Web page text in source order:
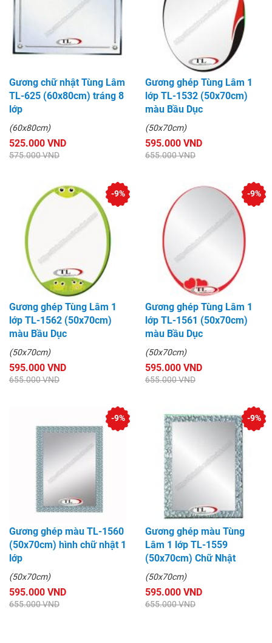
Gương chữ nhật Tùng Lâm
TL-625 (60x80cm) tráng 8
lớp
(60x80cm)
525.000 VND
575.000 VND
Gương ghép Tùng Lâm 1
lớp TL-1532 (50x70cm)
màu Bầu Dục
(50x70cm)
595.000 VND
655.000 VND
Gương ghép Tùng Lâm 1
lớp TL-1562 (50x70cm)
màu Bầu Dục
(50x70cm)
595.000 VND
655.000 VND
-9%
Gương ghép Tùng Lâm 1
lớp TL-1561 (50x70cm)
màu Bầu Dục
(50x70cm)
595.000 VND
655.000 VND
-9%
Gương ghép màu TL-1560
(50x70cm) hình chữ nhật 1
lớp
(50x70cm)
595.000 VND
655.000 VND
-9%
Gương ghép màu Tùng
Lâm 1 lớp TL-1559
(50x70cm) Chữ Nhật
(50x70cm)
595.000 VND
655.000 VND
-9%